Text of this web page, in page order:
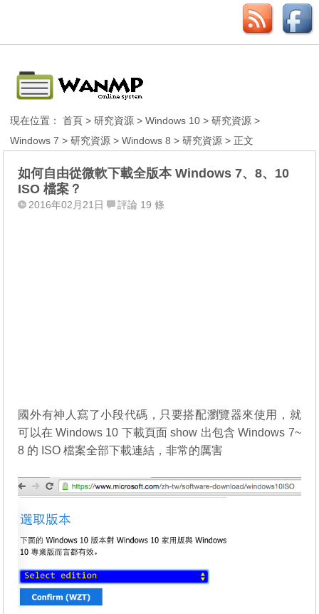
現在位置：首頁 >研究資源 >Windows 10 >研究資源 >
Windows 7 >研究資源 >Windows 8 >研究資源 > 正文
如何自由從微軟下載全版本 Windows 7、8、10
ISO 檔案？
2016年02月21日 評論 19 條
國外有神人寫了小段代碼，只要搭配瀏覽器來使用，就
可以在 Windows 10 下載頁面 show 出包含 Windows 7~
8 的 ISO 檔案全部下載連結，非常的厲害